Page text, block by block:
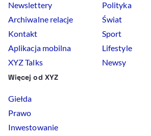
Newslettery
Archiwalne relacje
Kontakt
Aplikacja mobilna
XYZ Talks
Polityka
Świat
Sport
Lifestyle
Newsy
Więcej od XYZ
Giełda
Prawo
Inwestowanie